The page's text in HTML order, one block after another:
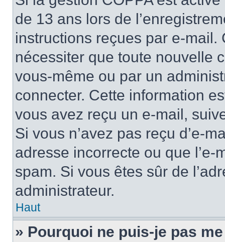
de 13 ans lors de
instructions reçues par e-
nécessiter que toute nouvelle
vous-même ou par un
connecter. Cette information
vous avez reçu un e-mail,
Si vous n’avez pas reçu d’e-
adresse incorrecte ou que
spam. Si vous êtes sûr de
administrateur.
Haut
» Pourquoi ne puis-je pas